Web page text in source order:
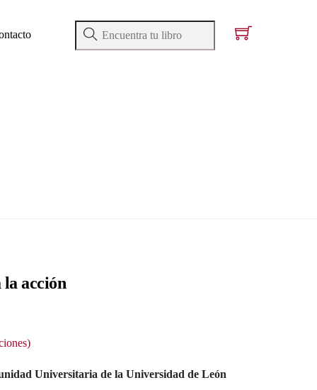
la acción
Universitaria de la Universidad de León